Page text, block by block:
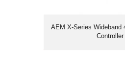
AEM X-Series Wideband
Controller